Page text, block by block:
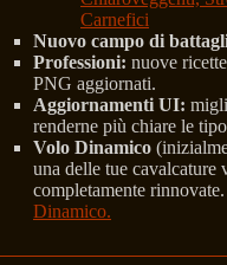
Carnefici
Nuovo campo di
Professioni: nuove
PNG aggiornati.
Aggiornamenti UI:
renderne più chiare le
Volo Dinamico
una delle tue
completamente
Dinamico.